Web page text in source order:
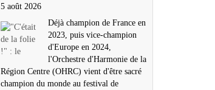
5 août 2026
Déjà champion de France en
2023, puis vice-champion
d'Europe en 2024,
l'Orchestre d'Harmonie de la
Région Centre (OHRC) vient d'être sacré
champion du monde au festival de